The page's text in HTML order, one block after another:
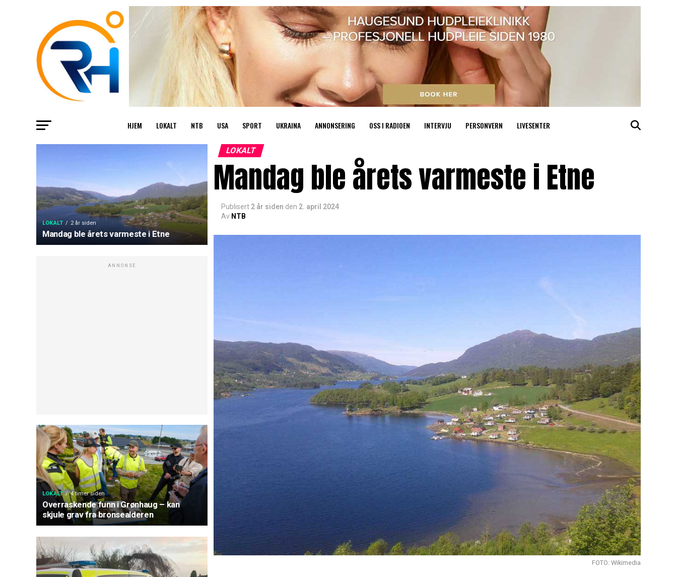
HJEM LOKALT NTB USA SPORT UKRAINA ANNONSERING OSS I RADIOEN INTERVJU PERSONVERN LIVESENTER
LOKALT 2 år siden
Mandag ble årets varmeste i Etne
ANNONSE
LOKALT 4 timer siden
Overraskende funn i Grønhaug – kan
skjule grav fra bronsealderen
LOKALT
Mandag ble årets varmeste i Etne
Publisert 2 år siden den 2. april 2024
Av NTB
FOTO: Wikimedia